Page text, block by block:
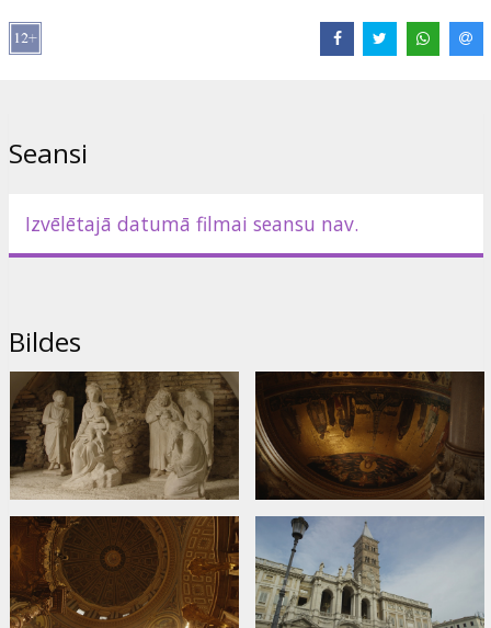
Seansi
Izvēlētajā datumā filmai seansu nav.
Bildes